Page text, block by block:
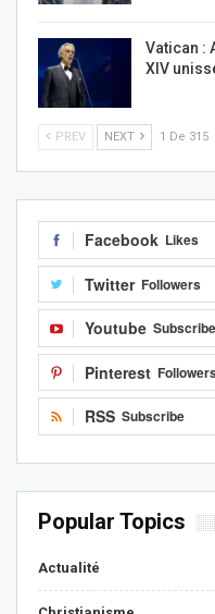
Vatican :
XIV
PREV NEXT 1 De 315
Facebook Likes
Twitter Followers
Youtube
Pinterest
RSS Subscribe
Popular Topics
Actualité